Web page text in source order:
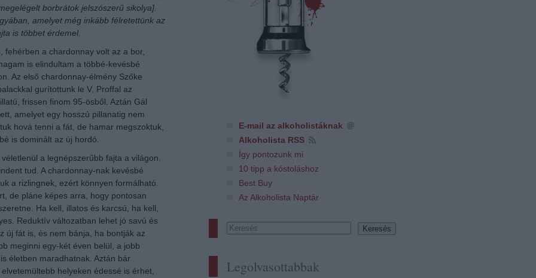
E-mail az alkoholistáknak
Alkoholista RSS
Így pontozunk mi
10 tipp a kóstoláshoz
Best Buy
Az Alkoholista Naptár
Legolvasottabbak
borbrátok jelszószerű sikolya].
amelyet még inkább félretettünk az
is többet érdemel.
fehérben a chardonnay volt az a bor,
is elindultam a többé-kevésbé
Az első chardonnay-élmény Szőke
gurítottunk le V. Proffal az
frissen finom 95-ösből. Aztán Gál
amelyet egy hosszú pillanatig nem
hová tenni a fát, de hamar megszoktuk,
is dominált az új hordó.
a legnépszerűbb fajta a világon.
tud. A chardonnay-nak kevésbé
a rizlingnek, ezért könnyen formálható.
de pláne képes arra, hogy pontosan
Ha kell, illatos és karcsú, ha kell,
Reduktív változatban lehet jó savú és
új fát is, és nem bánja, ha bontják az
meginni egy-két éven belül, a jobb
életben maradhatnak. Aztán bár
helyeken édessé is érhet,